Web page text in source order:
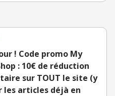
! Code promo My
: 10€ de réduction
sur TOUT le site (y
les articles déjà en